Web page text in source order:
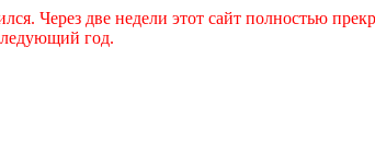
Через две недели этот сайт полностью
год.